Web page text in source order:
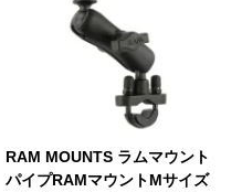
RAM MOUNTS ラムマウント
パイプRAMマウントMサイズ